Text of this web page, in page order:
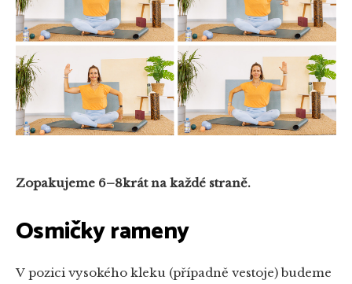
Zopakujeme 6–8krát na každé straně.
Osmičky rameny
V pozici vysokého kleku (případně vestoje) budeme